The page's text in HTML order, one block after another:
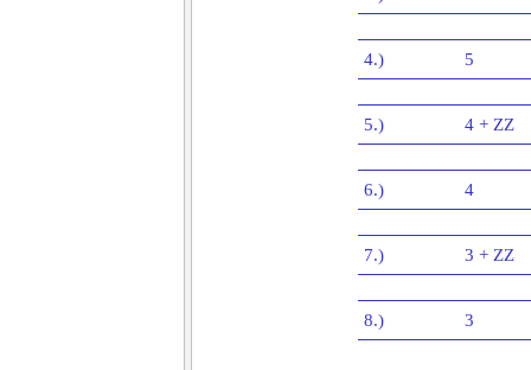
4.) 5
5.) 4 + ZZ
6.) 4
7.) 3 + ZZ
8.) 3